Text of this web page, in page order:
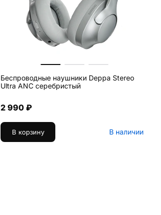
Беспроводные наушники Deppa Stereo
Ultra ANC серебристый
2 990 ₽
В корзину В наличии